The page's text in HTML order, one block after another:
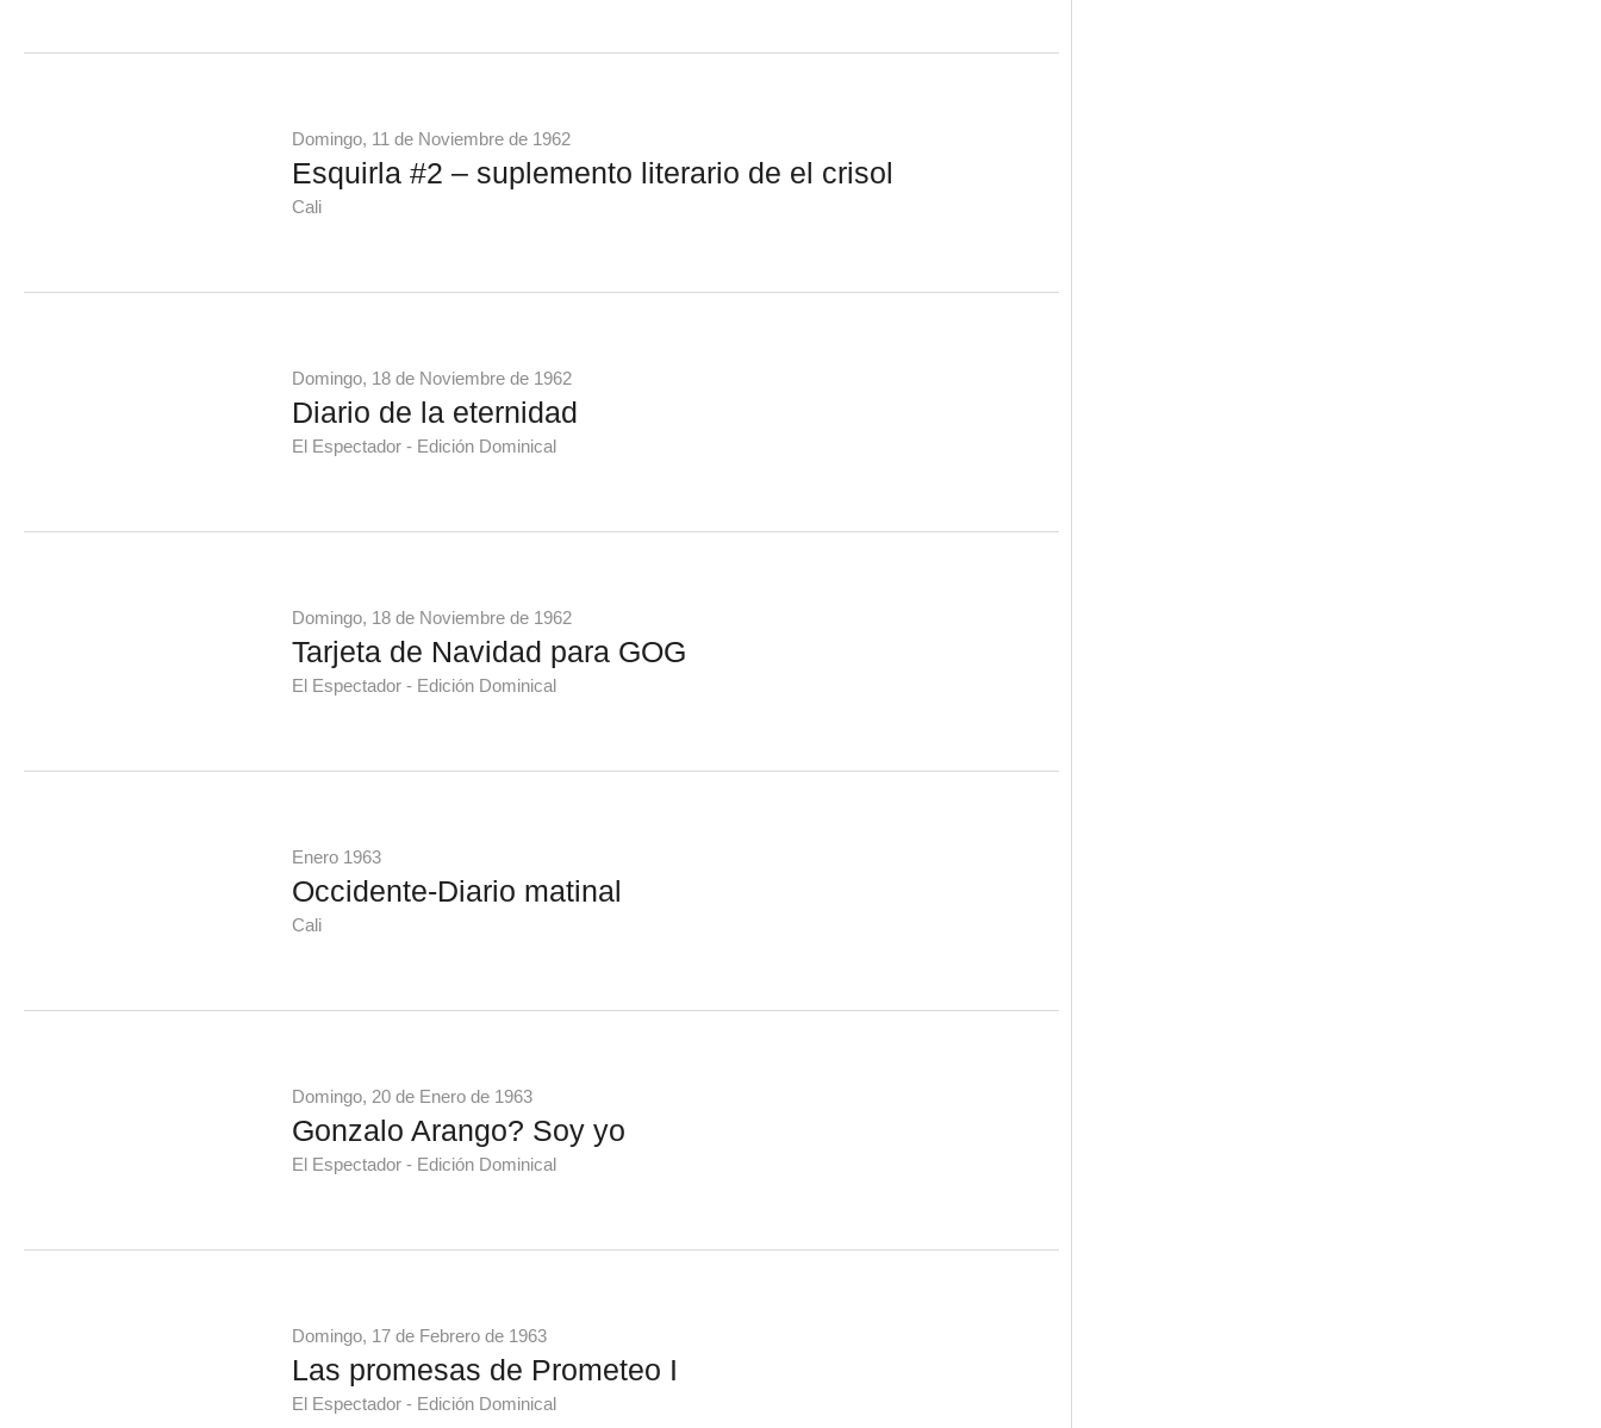
Domingo, 11 de Noviembre de 1962
Esquirla #2 – suplemento literario de el crisol
Cali
Domingo, 18 de Noviembre de 1962
Diario de la eternidad
El Espectador - Edición Dominical
Domingo, 18 de Noviembre de 1962
Tarjeta de Navidad para GOG
El Espectador - Edición Dominical
Enero 1963
Occidente-Diario matinal
Cali
Domingo, 20 de Enero de 1963
Gonzalo Arango? Soy yo
El Espectador - Edición Dominical
Domingo, 17 de Febrero de 1963
Las promesas de Prometeo I
El Espectador - Edición Dominical